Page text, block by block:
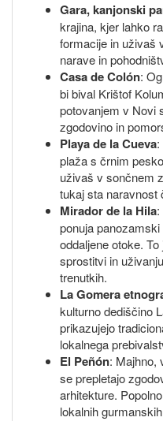
Gara, kanjonski
krajina, kjer lahko
formacije in uživaš
narave in
Casa de Colón:
bi bival Krištof
potovanjem v Novi
zgodovino in
Playa de la Cueva
plaža s črnim
uživaš v sončnem
tukaj sta naravnost
Mirador de la Hila
ponuja
oddaljene otoke.
sprostitvi in
trenutkih.
La Gomera
kulturno dediščino
prikazujejo
lokalnega
El Peñón: Majhno,
se prepletajo
arhitekture.
lokalnih